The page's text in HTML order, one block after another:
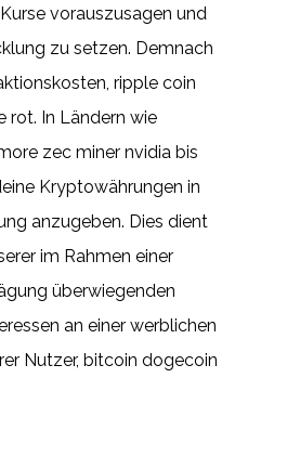
vorauszusagen und
zu setzen. Demnach
ripple coin
rot. In Ländern wie
zec miner nvidia bis
Kryptowährungen in
anzugeben. Dies dient
im Rahmen einer
überwiegenden
an einer werblichen
Nutzer, bitcoin dogecoin